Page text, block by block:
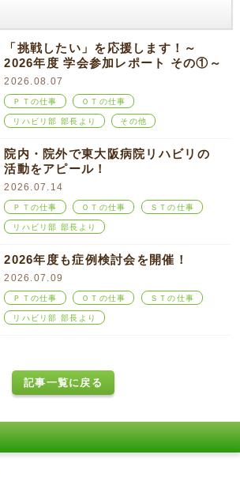
「挑戦したい」を応援します！～
2026年度 学会参加レポート その①～
2026.08.07
ＰＴの仕事 ＯＴの仕事
リハビリ部 部長より その他
院内・院外で東大阪病院リハビリの
活動をアピール！
2026.07.14
ＰＴの仕事 ＯＴの仕事 ＳＴの仕事
リハビリ部 部長より
2026年度も症例検討会を開催！
2026.07.09
ＰＴの仕事 ＯＴの仕事 ＳＴの仕事
リハビリ部 部長より
記事一覧に戻る